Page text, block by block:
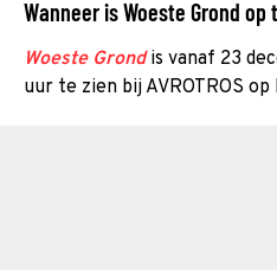
Wanneer is Woeste Grond
Woeste Grondis vanaf 23
uur te zien bij AVROTROS